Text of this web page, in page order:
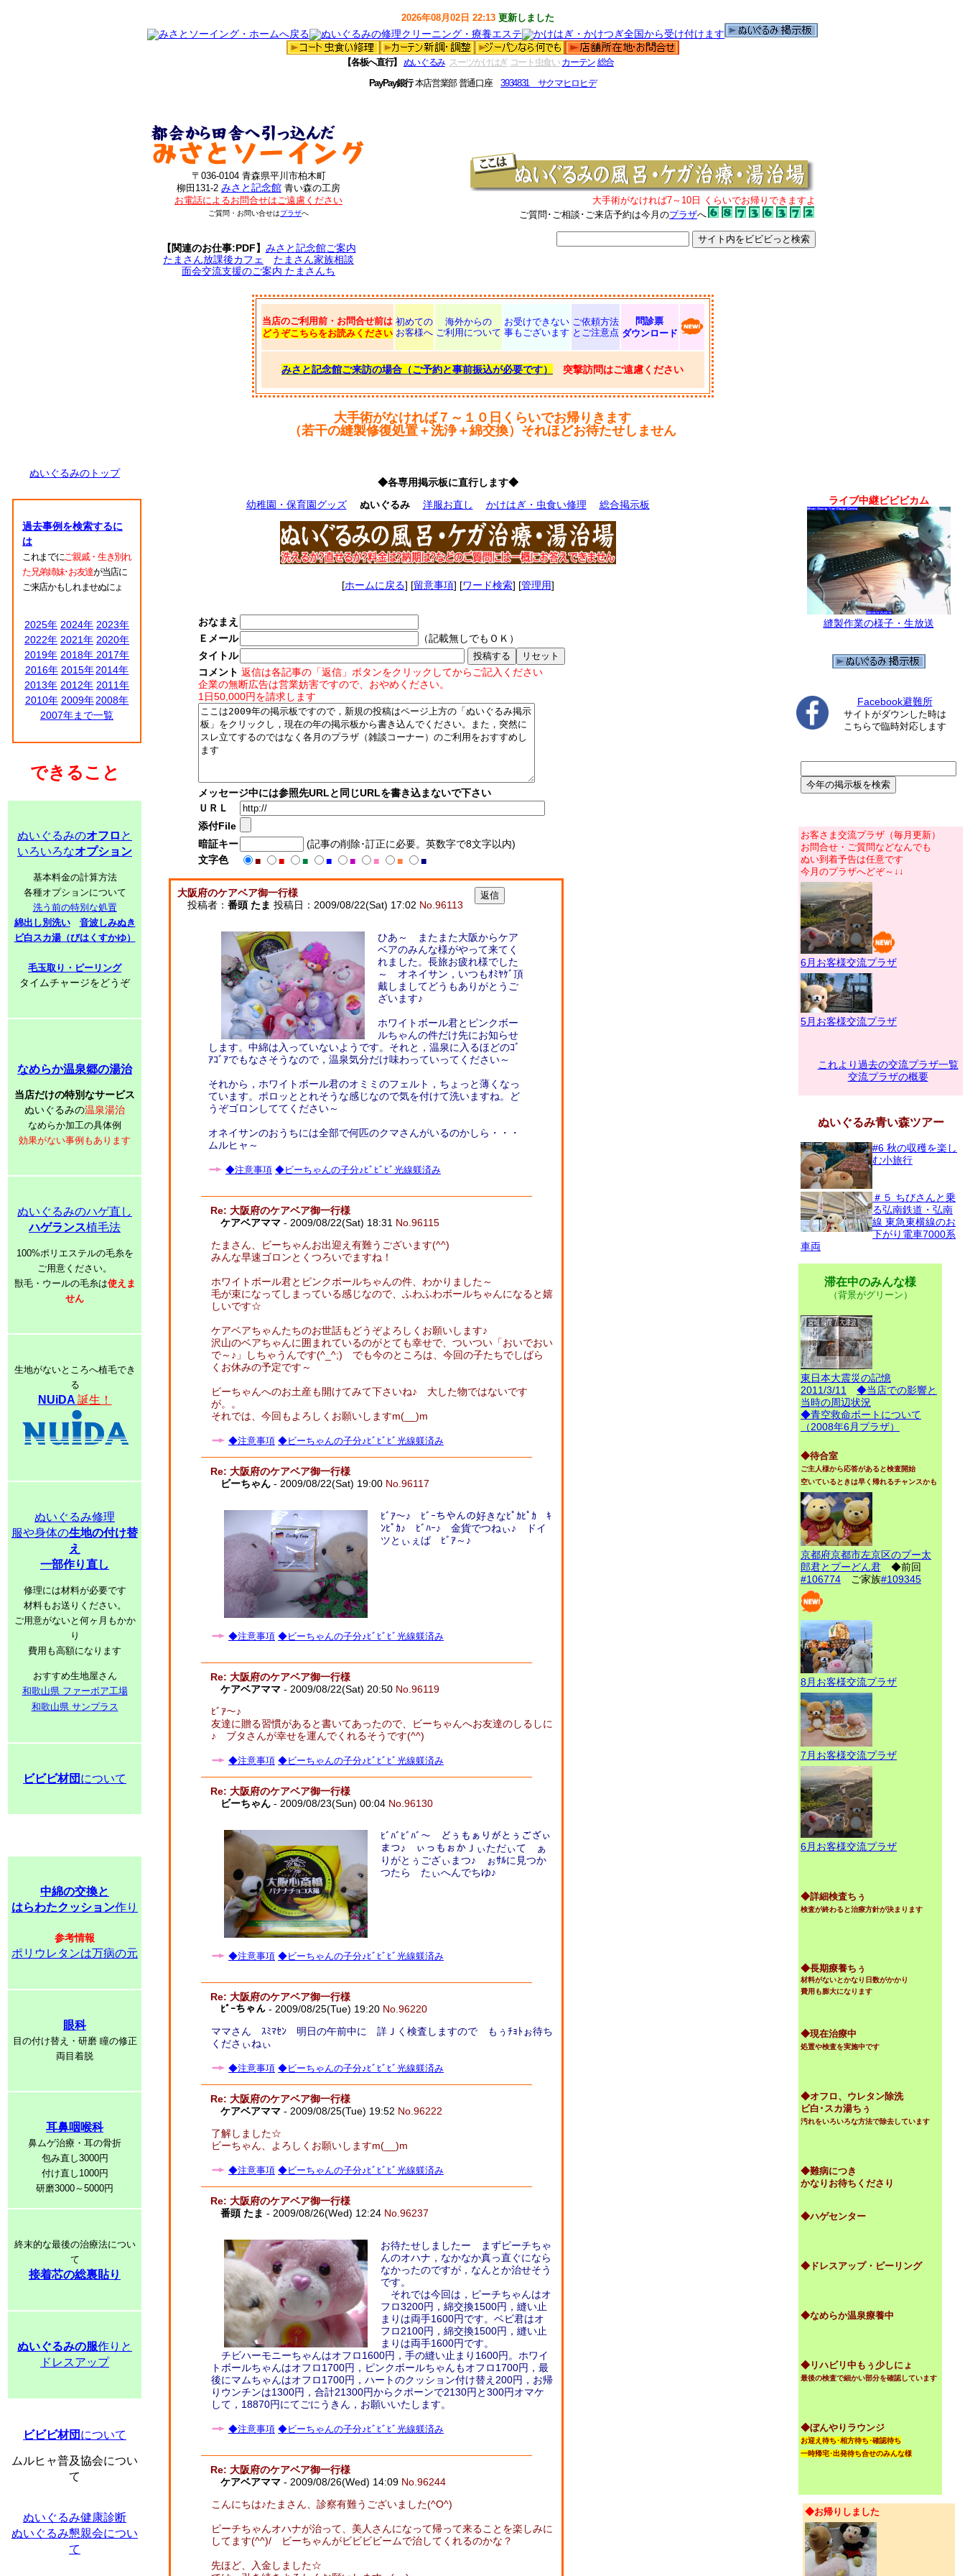
2026年08月02日 22:13 更新しました
【各板へ直行】 ぬいぐるみ スーツかけはぎ コート虫食い カーテン 総合
PayPay銀行本店営業部 普通口座3934831 サクマヒロヒデ
〒036-0104 青森県平川市柏木町
柳田131-2 みさと記念館 青い森の工房
お電話によるお問合せはご遠慮ください
ご質問・お問い合せはプラザへ
【関連のお仕事:PDF】 みさと記念館ご案内
たまさん放課後カフェ
たまさん家族相談
面会交流支援のご案内 たまさんち
大手術がなければ7～10日 くらいでお帰りできますよ
ご質問･ご相談･ご来店予約は今月のプラザへ
当店のご利用前・お問合せ前は
どうぞこちらをお読みください
初めての
お客様へ
海外からの
ご利用について
お受けできない
事もございます
ご依頼方法
とご注意点
問診票
ダウンロード
みさと記念館ご来訪の場合（ご予約と事前振込が必要です） 突撃訪問はご遠慮ください
大手術がなければ７～１０日くらいでお帰りきます
（若干の縫製修復処置＋洗浄＋綿交換）それほどお待たせしません
ぬいぐるみのトップ
過去事例を検索するに
は
これまでにご親戚・生き別れ
た兄弟姉妹･お友達が当店に
ご来店かもしれませぬにょ
2025年 2024年 2023年
2022年 2021年 2020年
2019年 2018年 2017年
2016年 2015年 2014年
2013年 2012年 2011年
2010年 2009年 2008年
2007年まで一覧
できること
ぬいぐるみのオフロ と
いろいろなオプション
基本料金の計算方法
各種オプションについて
洗う前の特別な処置
綿出し別洗い
音波しみぬき
ビ白スカ湯（びはくすかゆ）
毛玉取り・ピーリング
タイムチャージをどうぞ
なめらか温泉郷の湯治
当店だけの特別なサービス
ぬいぐるみの温泉湯治
なめらか加工の具体例
効果がない事例もあります
ぬいぐるみのハゲ直し
ハゲランス植毛法
100%ポリエステルの毛糸を
ご用意ください。
獣毛・ウールの毛糸は使えま
せん
生地がないところへ植毛でき
る
NUiDA 誕生！
ぬいぐるみ修理
服や身体の生地の付け替
え
一部作り直し
修理には材料が必要です
材料もお送りください。
ご用意がないと何ヶ月もかか
り
費用も高額になります
おすすめ生地屋さん
和歌山県 ファーボア工場
和歌山県 サンプラス
ビビビ材団 について
中綿の交換と
はらわたクッション作り
参考情報
ポリウレタンは万病の元
眼科
目の付け替え・研磨 瞳の修正
両目着脱
耳鼻咽喉科
鼻ムゲ治療・耳の骨折
包み直し3000円
付け直し1000円
研磨3000～5000円
終末的な最後の治療法につい
て
接着芯の総裏貼り
ぬいぐるみの服作りと
ドレスアップ
ビビビ材団 について
ムルヒャ普及協会につい
て
ぬいぐるみ健康診断
ぬいぐるみ懇親会につい
て
◆各専用掲示板に直行します◆
幼稚園・保育園グッズ
ぬいぐるみ 洋服お直し かけはぎ・虫食い修理 総合掲示板
[ホームに戻る] [留意事項] [ワード検索] [管理用]
おなまえ
Ｅメール
（記載無しでもＯＫ）
タイトル
コメント 返信は各記事の「返信」ボタンをクリックしてからご記入ください
企業の無断広告は営業妨害ですので、おやめください。
1日50,000円を請求します
メッセージ中には参照先URLと同じURLを書き込まないで下さい
ＵＲＬ
添付File
暗証キー
(記事の削除･訂正に必要。英数字で8文字以内)
文字色
■ ■ ■ ■ ■ ■ ■ ■
大阪府のケアベア御一行様
投稿者： 番頭 たま 投稿日：2009/08/22(Sat) 17:02 No.96113
ひあ～ またまた大阪からケア
ベアのみんな様がやって来てく
れました。長旅お疲れ様でした
～ オネイサン，いつもｵﾐﾔｹﾞ頂
戴しましてどうもありがとうご
ざいます♪
ホワイトボール君とピンクボー
ルちゃんの件だけ先にお知らせ
します。中綿は入っていないようです。それと，温泉に入るほどのｺﾞ
ｱｺﾞｱでもなさそうなので，温泉気分だけ味わっていってください～
それから，ホワイトボール君のオミミのフェルト，ちょっと薄くなっ
ています。ポロッととれそうな感じなので気を付けて洗いますね。ど
うぞゴロンしててください～
オネイサンのおうちには全部で何匹のクマさんがいるのかしら・・・
ムルヒャ～
◆注意事項 ◆ビーちゃんの子分♪ﾋﾞﾋﾞﾋﾞ光線躾済み
Re: 大阪府のケアベア御一行様
ケアベアママ - 2009/08/22(Sat) 18:31 No.96115
たまさん、ビーちゃんお出迎え有難うございます(^^)
みんな早速ゴロンとくつろいでますね！
ホワイトボール君とピンクボールちゃんの件、わかりました～
毛が束になってしまっている感じなので、ふわふわボールちゃんになると嬉
しいです☆
ケアベアちゃんたちのお世話もどうぞよろしくお願いします♪
沢山のベアちゃんに囲まれているのがとても幸せで、ついつい「おいでおい
で～♪」しちゃうんです(^_^;) でも今のところは、今回の子たちでしばら
くお休みの予定です～
ビーちゃんへのお土産も開けてみて下さいね♪ 大した物ではないです
が。。
それでは、今回もよろしくお願いしますm(__)m
◆注意事項 ◆ビーちゃんの子分♪ﾋﾞﾋﾞﾋﾞ光線躾済み
Re: 大阪府のケアベア御一行様
ビーちゃん - 2009/08/22(Sat) 19:00 No.96117
ﾋﾞｱ～♪ ﾋﾞｰちやんの好きなﾋﾟｶﾋﾟｶ ｷ
ﾝﾋﾟｶ♪ ﾋﾞﾊｰ♪ 金貨でつねぃ♪ ドイ
ツとぃぇば ﾋﾞｱ～♪
◆注意事項 ◆ビーちゃんの子分♪ﾋﾞﾋﾞﾋﾞ光線躾済み
Re: 大阪府のケアベア御一行様
ケアベアママ - 2009/08/22(Sat) 20:50 No.96119
ﾋﾞｱ～♪
友達に贈る習慣があると書いてあったので、ビーちゃんへお友達のしるしに
♪ ブタさんが幸せを運んでくれるそうです(^^)
◆注意事項 ◆ビーちゃんの子分♪ﾋﾞﾋﾞﾋﾞ光線躾済み
Re: 大阪府のケアベア御一行様
ビーちゃん - 2009/08/23(Sun) 00:04 No.96130
ﾋﾞﾊﾞﾋﾞﾊﾞ～ どぅもぁりがとぅござぃ
まつ♪ ぃっもぉかＪぃただぃて ぁ
りがとぅござぃまつ♪ ぉｻﾙに見つか
つたら たぃへんでちゆ♪
◆注意事項 ◆ビーちゃんの子分♪ﾋﾞﾋﾞﾋﾞ光線躾済み
Re: 大阪府のケアベア御一行様
ﾋﾞｰちゃん - 2009/08/25(Tue) 19:20 No.96220
ママさん ｽﾐﾏｾﾝ 明日の午前中に 詳Ｊく検査しますので もぅﾁｮﾄぉ待ち
くださぃねぃ
◆注意事項 ◆ビーちゃんの子分♪ﾋﾞﾋﾞﾋﾞ光線躾済み
Re: 大阪府のケアベア御一行様
ケアベアママ - 2009/08/25(Tue) 19:52 No.96222
了解しました☆
ビーちゃん、よろしくお願いしますm(__)m
◆注意事項 ◆ビーちゃんの子分♪ﾋﾞﾋﾞﾋﾞ光線躾済み
Re: 大阪府のケアベア御一行様
番頭 たま - 2009/08/26(Wed) 12:24 No.96237
お待たせしましたー まずピーチちゃ
んのオハナ，なかなか真っ直ぐになら
なかったのですが，なんとか治せそう
です。
それでは今回は，ピーチちゃんはオ
フロ3200円，綿交換1500円，縫い止
まりは両手1600円です。ベビ君はオ
フロ2100円，綿交換1500円，縫い止
まりは両手1600円です。
チビハーモニーちゃんはオフロ1600円，手の縫い止まり1600円。ホワイ
トボールちゃんはオフロ1700円，ピンクボールちゃんもオフロ1700円，最
後にマムちゃんはオフロ1700円，ハートのクッション付け替え200円，お帰
りウンチンは1300円，合計21300円からクポーンで2130円と300円オマケ
して，18870円にてごにうきん，お願いいたします。
◆注意事項 ◆ビーちゃんの子分♪ﾋﾞﾋﾞﾋﾞ光線躾済み
Re: 大阪府のケアベア御一行様
ケアベアママ - 2009/08/26(Wed) 14:09 No.96244
こんにちは♪たまさん、診察有難うございました(^O^)
ピーチちゃんオハナが治って、美人さんになって帰って来ることを楽しみに
してます(^^)/ ビーちゃんがビビビビームで治してくれるのかな？
先ほど、入金しました☆
ライブ中継ビビビカム
縫製作業の様子・生放送
Facebook避難所
サイトがダウンした時は
こちらで臨時対応します
お客さま交流プラザ（毎月更新）
お問合せ・ご質問などなんでも
ぬい到着予告は任意です
今月のプラザへどぞ～↓↓
6月お客様交流プラザ
5月お客様交流プラザ
これより過去の交流プラザ一覧
交流プラザの概要
ぬいぐるみ青い森ツアー
#6 秋の収穫を楽し
む小旅行
＃５ ちびさんと乗
る弘南鉄道・弘南
線 東急東横線のお
下がり電車7000系
車両
滞在中のみんな様
（背景がグリーン）
東日本大震災の記憶
2011/3/11
◆当店での影響と
当時の周辺状況
◆青空救命ボートについて
（2008年6月プラザ）
◆待合室
ご主人様から応答があると検査開始
空いているときは早く帰れるチャンスかも
京都府京都市左京区のプー太
郎君とプーどん君 ◆前回
#106774 ご家族#109345
8月お客様交流プラザ
7月お客様交流プラザ
6月お客様交流プラザ
◆詳細検査ちぅ
検査が終わると治療方針が決まります
◆長期療養ちぅ
材料がないとかなり日数がかかり
費用も膨大になります
◆現在治療中
処置や検査を実施中です
◆オフロ、ウレタン除洗
ビ白･スカ湯ちぅ
汚れをいろいろな方法で除去しています
◆難病につき
かなりお待ちくださり
◆ハゲセンター
◆ドレスアップ・ピーリング
◆なめらか温泉療養中
◆リハビリ中もぅ少しにょ
最後の検査で細かい部分を確認しています
◆ぼんやりラウンジ
お迎え待ち･相方待ち･確認待ち
一時帰宅･出発待ち合せのみんな様
◆お帰りしました